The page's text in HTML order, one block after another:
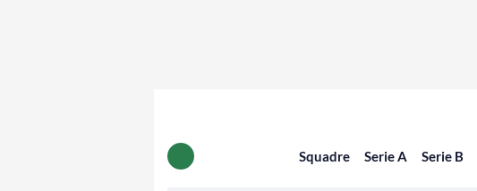
Squadre Serie A Serie B